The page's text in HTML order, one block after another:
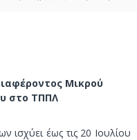
o
l
Μικρού
στο ΤΠΠΛ
ισχύει έως τις 20 Ιουλίου